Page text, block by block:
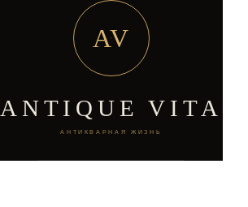
AV
ANTIQUE VITA
АНТИКВАРНАЯ ЖИЗНЬ